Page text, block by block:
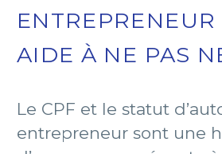
ENTREPRENEUR
AIDE À NE PAS
Le CPF et le statut
entrepreneur sont une